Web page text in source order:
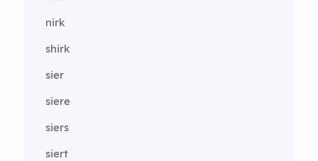
nirk
shirk
sier
siere
siers
siert